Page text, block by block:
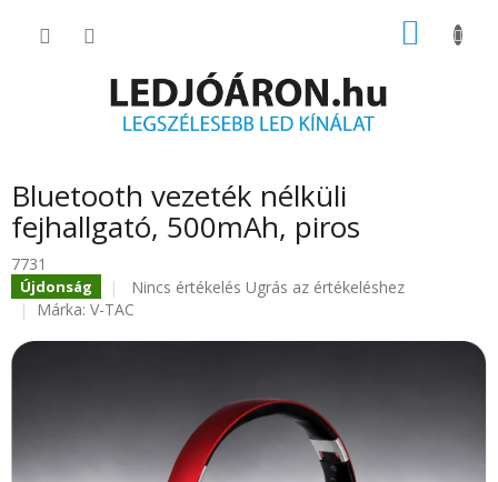
KOSÁR
Bluetooth vezeték nélküli
fejhallgató, 500mAh, piros
7731
Újdonság
A
termék
Nincs értékelés Ugrás az értékeléshez
Márka: V-TAC